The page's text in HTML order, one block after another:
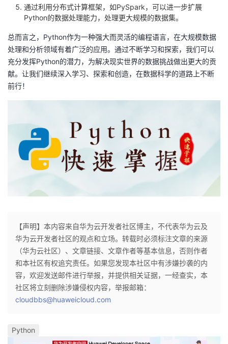
通过利用分布式计算框架，如PySpark，可以进一步扩展
Python的数据处理能力，处理更大规模的数据集。
总而言之，Python作为一种强大而灵活的编程语言，在大规模数据
处理和分析领域有着广泛的应用。通过不断学习和探索，我们可以
充分发挥Python的潜力，为解决现实世界的数据挑战做出更大的贡
献。让我们继续深入学习、探索和创造，在数据科学的道路上不断
前行！
【声明】本内容来自华为云开发者社区博主，不代表华为云及
华为云开发者社区的观点和立场。转载时必须标注文章的来源
（华为云社区）、文章链接、文章作者等基本信息，否则作者
和本社区有权追究责任。如果您发现本社区中有涉嫌抄袭的内
容，欢迎发送邮件进行举报，并提供相关证据，一经查实，本
社区将立刻删除涉嫌侵权内容，举报邮箱：
cloudbbs@huaweicloud.com
Python